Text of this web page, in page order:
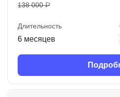
138 000 ₽
Длительность
6 месяцев